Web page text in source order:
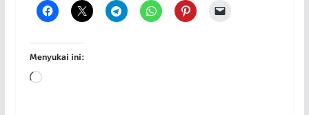
Menyukai ini:
Memuat...